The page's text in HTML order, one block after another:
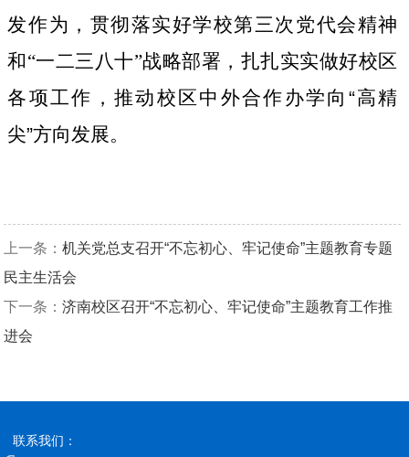
发作为，贯彻落实好学校第三次党代会精神
和“一二三八十”战略部署，扎扎实实做好校区
各项工作，推动校区中外合作办学向 “高精
尖”方向发展。
上一条：机关党总支召开“不忘初心、牢记使命”主题教育专题
民主生活会
下一条：济南校区召开“不忘初心、牢记使命”主题教育工作推
进会
联系我们：